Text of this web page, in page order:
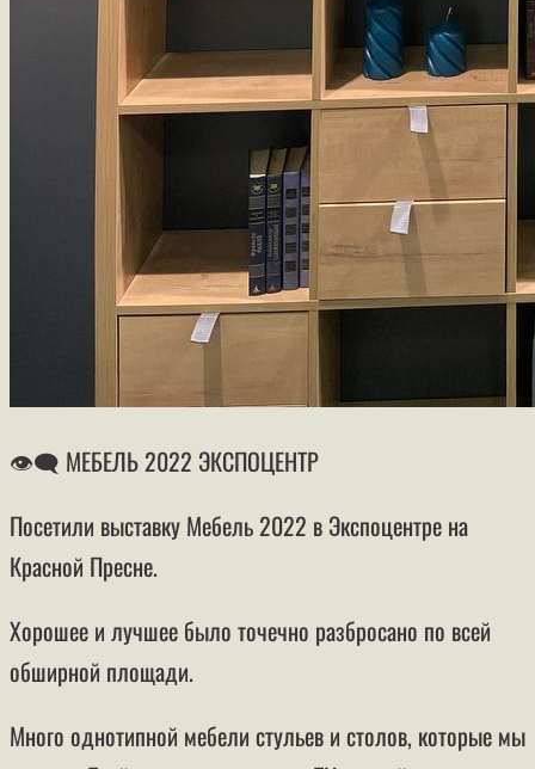
👁‍🗨 МЕБЕЛЬ 2022 ЭКСПОЦЕНТР
Посетили выставку Мебель 2022 в Экспоцентре на
Красной Пресне.
Хорошее и лучшее было точечно разбросано по всей
обширной площади.
Много однотипной мебели стульев и столов, которые мы